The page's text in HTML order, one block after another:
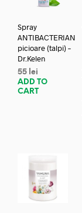
Spray
ANTIBACTERIAN
picioare (talpi) –
Dr.Kelen
55 lei
ADD TO
CART